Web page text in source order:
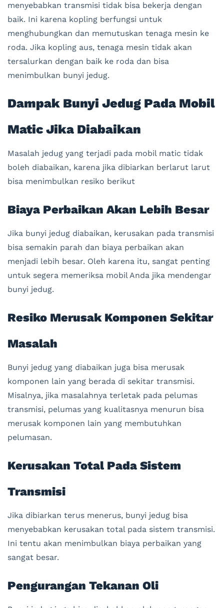
menyebabkan transmisi tidak bisa bekerja dengan
baik. Ini karena kopling berfungsi untuk
menghubungkan dan memutuskan tenaga mesin ke
roda. Jika kopling aus, tenaga mesin tidak akan
tersalurkan dengan baik ke roda dan bisa
menimbulkan bunyi jedug.
Dampak Bunyi Jedug Pada Mobil
Matic Jika Diabaikan
Masalah jedug yang terjadi pada mobil matic tidak
boleh diabaikan, karena jika dibiarkan berlarut larut
bisa menimbulkan resiko berikut
Biaya Perbaikan Akan Lebih Besar
Jika bunyi jedug diabaikan, kerusakan pada transmisi
bisa semakin parah dan biaya perbaikan akan
menjadi lebih besar. Oleh karena itu, sangat penting
untuk segera memeriksa mobil Anda jika mendengar
bunyi jedug.
Resiko Merusak Komponen Sekitar
Masalah
Bunyi jedug yang diabaikan juga bisa merusak
komponen lain yang berada di sekitar transmisi.
Misalnya, jika masalahnya terletak pada pelumas
transmisi, pelumas yang kualitasnya menurun bisa
merusak komponen lain yang membutuhkan
pelumasan.
Kerusakan Total Pada Sistem
Transmisi
Jika dibiarkan terus menerus, bunyi jedug bisa
menyebabkan kerusakan total pada sistem transmisi.
Ini tentu akan menimbulkan biaya perbaikan yang
sangat besar.
Pengurangan Tekanan Oli